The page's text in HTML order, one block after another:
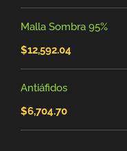
precio
original
era:
precio
actual
Malla Sombra 95%
$12,592.04
Antiáfidos
$6,704.70